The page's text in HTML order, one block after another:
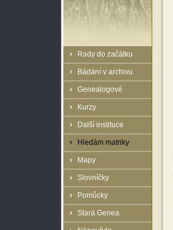
Rady do začátku
Bádání v archivu
Genealogové
Kurzy
Další instituce
Hledám matriky
Mapy
Slovníčky
Pomůcky
Stará Genea